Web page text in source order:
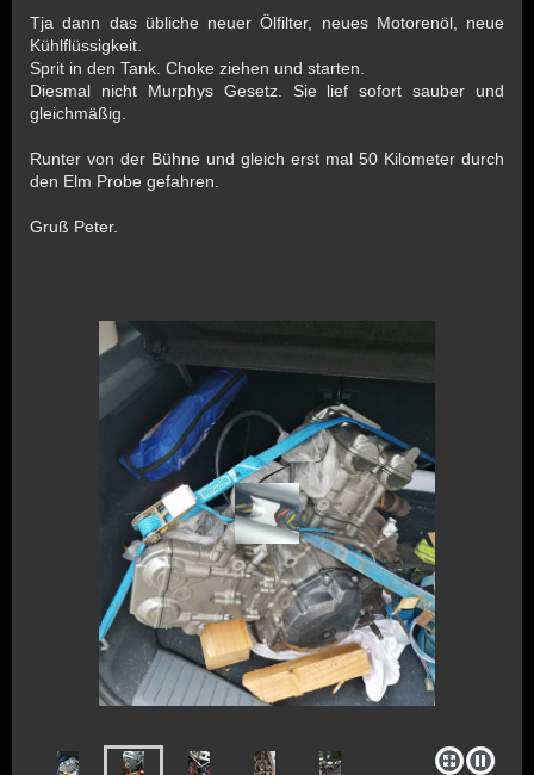
Tja dann das übliche neuer Ölfilter, neues Motorenöl, neue
Kühlflüssigkeit.
Sprit in den Tank. Choke ziehen und starten.
Diesmal nicht Murphys Gesetz. Sie lief sofort sauber und
gleichmäßig.
Runter von der Bühne und gleich erst mal 50 Kilometer durch
den Elm Probe gefahren.
Gruß Peter.